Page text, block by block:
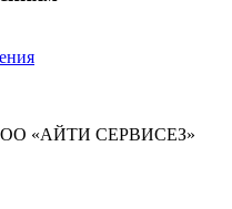
«АЙТИ СЕРВИСЕЗ»